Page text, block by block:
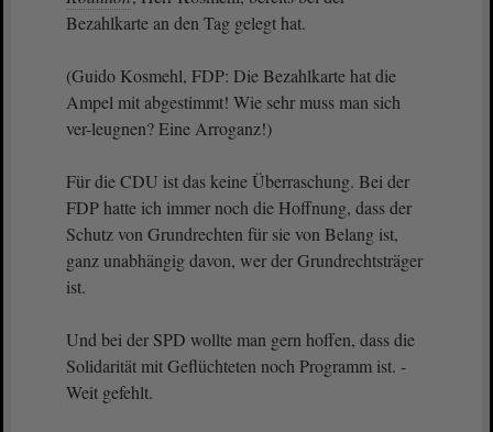
Bezahlkarte an den Tag gelegt hat.
(Guido Kosmehl, FDP: Die Bezahlkarte hat die
Ampel mit abgestimmt! Wie sehr muss man sich
ver-leugnen? Eine Arroganz!)
Für die CDU ist das keine Überraschung. Bei der
FDP hatte ich immer noch die Hoffnung, dass der
Schutz von Grundrechten für sie von Belang ist,
ganz unabhängig davon, wer der Grundrechtsträger
ist.
Und bei der SPD wollte man gern hoffen, dass die
Solidarität mit Geflüchteten noch Programm ist. -
Weit gefehlt.